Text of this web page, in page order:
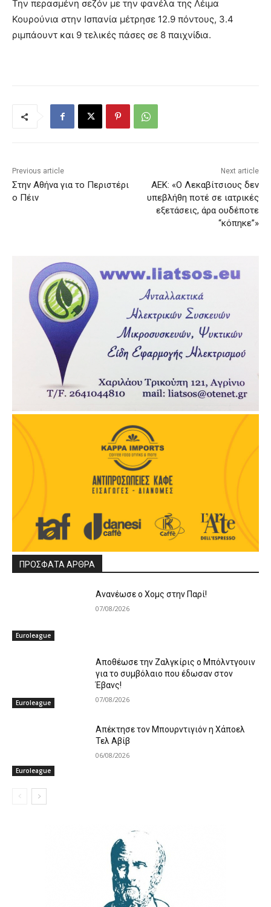
Την περασμένη σεζόν με την φανέλα της Λέιμα
Κουρούνια στην Ισπανία μέτρησε 12.9 πόντους, 3.4
ριμπάουντ και 9 τελικές πάσες σε 8 παιχνίδια.
Previous article
Στην Αθήνα για το Περιστέρι
ο Πέιν
Next article
AEK: «Ο Λεκαβίτσιους δεν
υπεβλήθη ποτέ σε ιατρικές
εξετάσεις, άρα ουδέποτε
“κόπηκε”»
ΠΡΟΣΦΑΤΑ ΑΡΘΡΑ
Euroleague
Ανανέωσε ο Χομς στην Παρί!
07/08/2026
Euroleague
Aποθέωσε την Ζαλγκίρις ο Μπόλντγουιν
για το συμβόλαιο που έδωσαν στον
Έβανς!
07/08/2026
Euroleague
Απέκτησε τον Μπουρντιγιόν η Χάποελ
Τελ Αβίβ
06/08/2026